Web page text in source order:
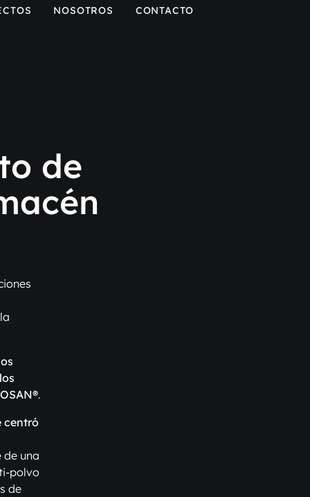
NOSOTROS CONTACTO
de
.
centró
una
polvo
de